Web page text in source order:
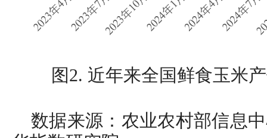
图2. 近年来全国鲜食玉米
数据来源：农业农村部信息